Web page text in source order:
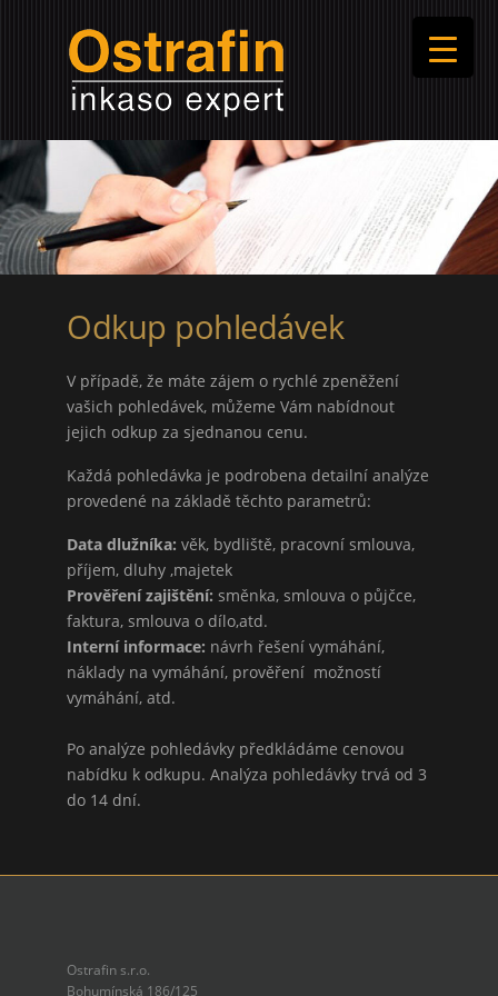
Odkup pohledávek
V případě, že máte zájem o rychlé zpeněžení
vašich pohledávek, můžeme Vám nabídnout
jejich odkup za sjednanou cenu.
Každá pohledávka je podrobena detailní analýze
provedené na základě těchto parametrů:
Data dlužníka: věk, bydliště, pracovní smlouva,
příjem, dluhy ,majetek
Prověření zajištění: směnka, smlouva o půjčce,
faktura, smlouva o dílo,atd.
Interní informace: návrh řešení vymáhání,
náklady na vymáhání, prověření možností
vymáhání, atd.
Po analýze pohledávky předkládáme cenovou
nabídku k odkupu. Analýza pohledávky trvá od 3
do 14 dní.
Ostrafin s.r.o.
Bohumínská 186/125